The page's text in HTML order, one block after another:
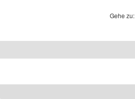
Gehe zu: